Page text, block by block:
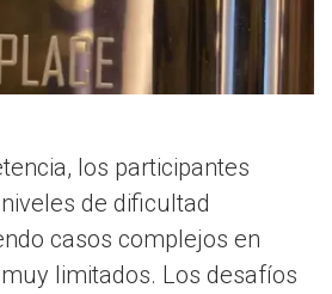
los participantes
de dificultad
casos complejos en
limitados. Los desafíos